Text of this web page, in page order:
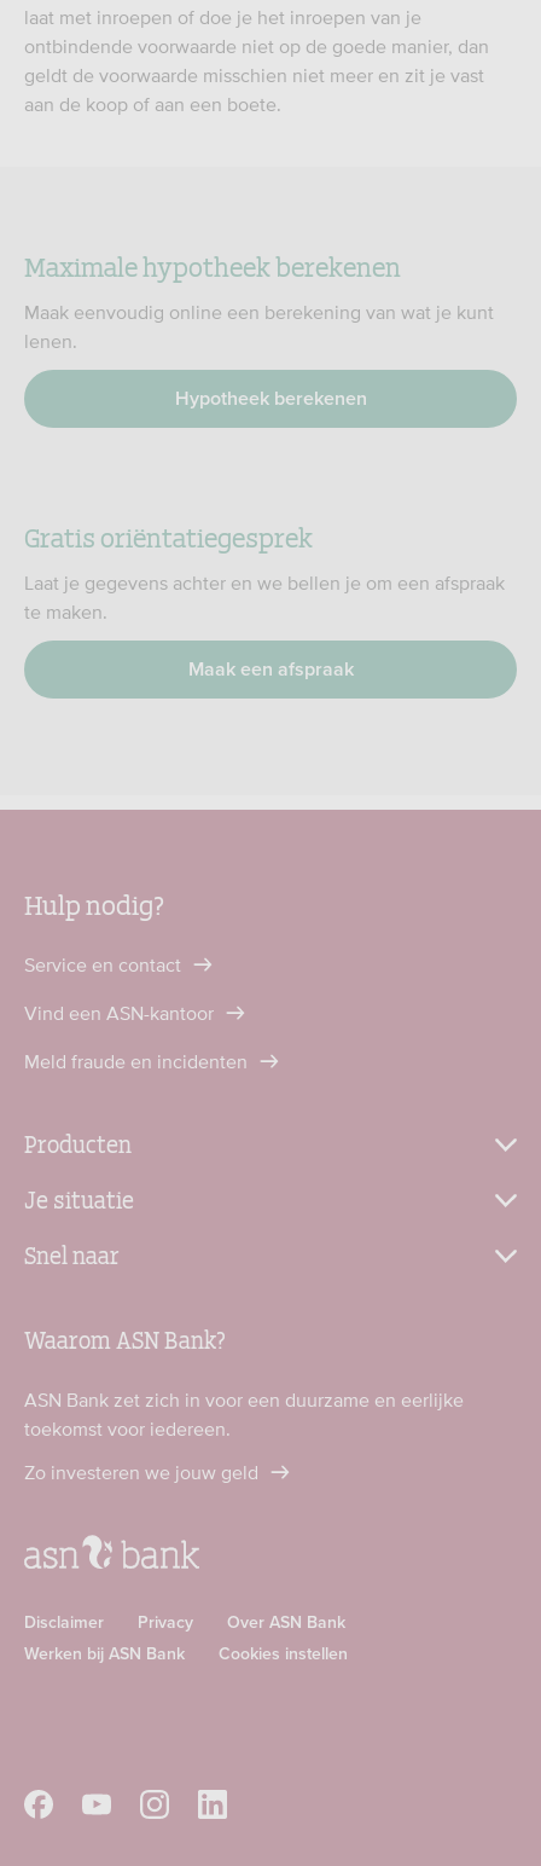
laat met inroepen of doe je het inroepen van je
ontbindende voorwaarde niet op de goede manier, dan
geldt de voorwaarde misschien niet meer en zit je vast
aan de koop of aan een boete.
Maximale hypotheek berekenen
Maak eenvoudig online een berekening van wat je kunt
lenen.
Hypotheek berekenen
Gratis oriëntatiegesprek
Laat je gegevens achter en we bellen je om een afspraak
te maken.
Maak een afspraak
Hulp nodig?
Service en contact
Vind een ASN-kantoor
Meld fraude en incidenten
Producten
Je situatie
Snel naar
Waarom ASN Bank?
ASN Bank zet zich in voor een duurzame en eerlijke
toekomst voor iedereen.
Zo investeren we jouw geld
Disclaimer Privacy
Over ASN Bank
Werken bij ASN Bank
Cookies instellen
in
in
Volg
Volg
Volg